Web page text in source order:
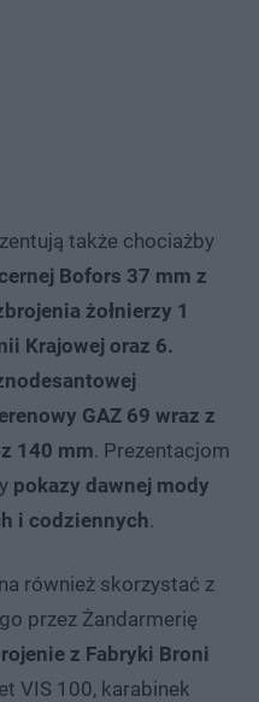
także chociażby
Bofors 37 mm z
żołnierzy 1
Krajowej oraz 6.
GAZ 69 wraz z
140 mm. Prezentacjom
pokazy dawnej mody
i codziennych.
również skorzystać z
przez Żandarmerię
z Fabryki Broni
VIS 100, karabinek